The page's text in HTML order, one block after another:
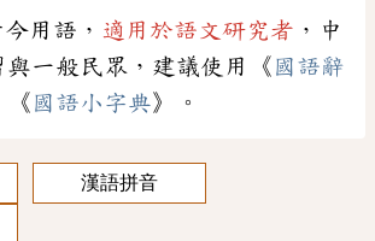
用語， 適用於語文研究者 ，中
與一般民眾，建議使用《 國語辭
《國語小字典》。
漢語拼音